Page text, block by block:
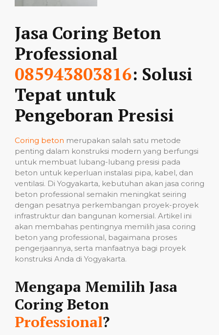
Jasa Coring Beton
Professional
085943803816: Solusi
Tepat untuk
Pengeboran Presisi
Coring beton merupakan salah satu metode
penting dalam konstruksi modern yang berfungsi
untuk membuat lubang-lubang presisi pada
beton untuk keperluan instalasi pipa, kabel, dan
ventilasi. Di Yogyakarta, kebutuhan akan jasa coring
beton professional semakin meningkat seiring
dengan pesatnya perkembangan proyek-proyek
infrastruktur dan bangunan komersial. Artikel ini
akan membahas pentingnya memilih jasa coring
beton yang professional, bagaimana proses
pengerjaannya, serta manfaatnya bagi proyek
konstruksi Anda di Yogyakarta.
Mengapa Memilih Jasa
Coring Beton
Professional?